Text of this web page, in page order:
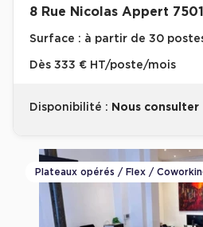
8 Rue Nicolas Appert
Surface : à partir de 30
Dès 333 € HT/poste/mois
Disponibilité : Nous consulter
Plateaux opérés / Flex /